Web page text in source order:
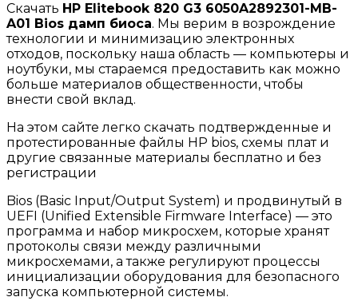
Скачать HP Elitebook 820 G3 6050A2892301-MB-
A01 Bios дамп биоса. Мы верим в возрождение
технологии и минимизацию электронных
отходов, поскольку наша область — компьютеры и
ноутбуки, мы стараемся предоставить как можно
больше материалов общественности, чтобы
внести свой вклад.
На этом сайте легко скачать подтвержденные и
протестированные файлы HP bios, схемы плат и
другие связанные материалы бесплатно и без
регистрации
Bios (Basic Input/Output System) и продвинутый в
UEFI (Unified Extensible Firmware Interface) — это
программа и набор микросхем, которые хранят
протоколы связи между различными
микросхемами, а также регулируют процессы
инициализации оборудования для безопасного
запуска компьютерной системы.